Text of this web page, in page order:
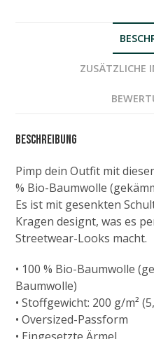
ZUSÄTZLICHE
Beschreibung
Pimp dein Outfit mit
% Bio-Baumwolle
Es ist mit gesenkten
Kragen designt, was es
Streetwear-Looks macht.
• 100 % Bio-Baumwolle
Baumwolle)
• Stoffgewicht: 200 g/m²
• Oversized-Passform